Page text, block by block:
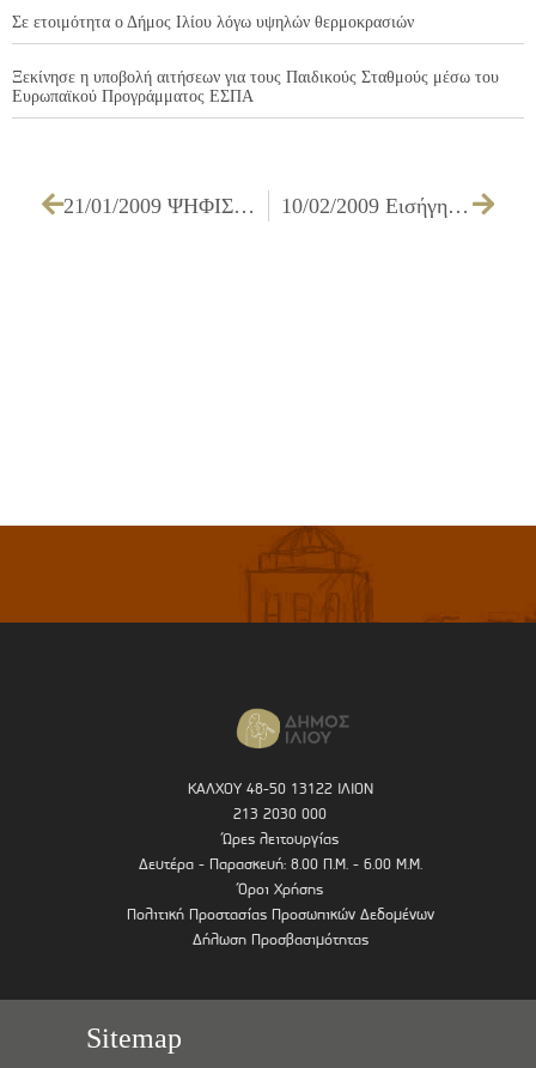
Σε ετοιμότητα ο Δήμος Ιλίου λόγω υψηλών θερμοκρασιών
Ξεκίνησε η υποβολή αιτήσεων για τους Παιδικούς Σταθμούς μέσω του
Ευρωπαϊκού Προγράμματος ΕΣΠΑ
21/01/2009 ΨΗΦΙΣΜΑ ΓΙΑ ΤΗΝ ΕΝΟΠΛΗ ΕΠΙΘΕΣΗ ΚΑΤΑ ΑΣΤΥΝΟΜΙΚΩΝ 10/02/2009 Εισήγηση του Δημάρχου Ιλίου, κ. Νίκου Ζενέτου, στο Δημοτικό Συμβούλιο για κινητοποιήσεις με στόχο την επίλυση των σοβαρών δημοτικών προβλημάτων
ΚΑΛΧΟΥ 48-50 13122 ΙΛΙΟΝ
213 2030 000
Ώρες λειτουργίας
Δευτέρα - Παρασκευή: 8.00 Π.Μ. - 6.00 Μ.Μ.
Όροι Χρήσης
Πολιτική Προστασίας Προσωπικών Δεδομένων
Δήλωση Προσβασιμότητας
Sitemap